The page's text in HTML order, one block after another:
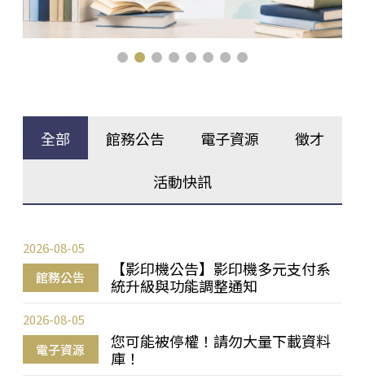
全部 館務公告 電子資源 徵才
活動快訊
館務公告
【影印機公告】影印機多元支付系
統升級與功能調整通知
2026-08-05
電子資源
您可能被停權！請勿大量下載資料
庫！
2026-08-05